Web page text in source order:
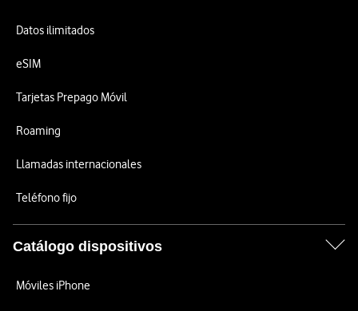
Datos ilimitados
eSIM
Tarjetas Prepago Móvil
Roaming
Llamadas internacionales
Teléfono fijo
Catálogo dispositivos
Móviles iPhone